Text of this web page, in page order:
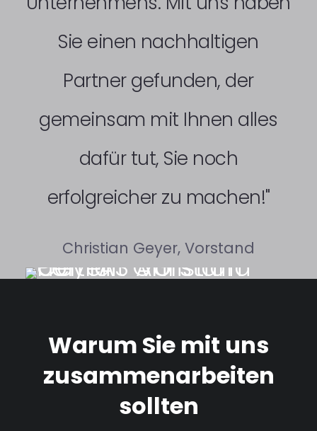
Sie einen nachhaltigen
Partner gefunden, der
gemeinsam mit Ihnen alles
dafür tut, Sie noch
erfolgreicher zu machen!"
Christian Geyer, Vorstand
Warum Sie mit uns
zusammenarbeiten
sollten